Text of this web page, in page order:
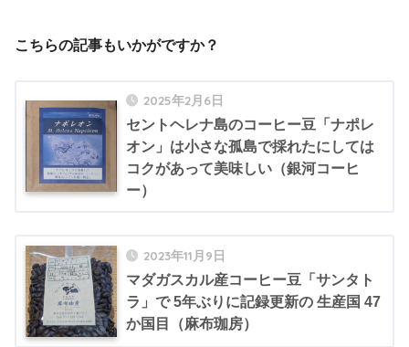
こちらの記事もいかがですか？
2025年2月6日
セントヘレナ島のコーヒー豆「ナポレ
オン」は小さな孤島で採れたにしては
コクがあって美味しい（銀河コーヒ
ー）
2023年11月9日
マダガスカル産コーヒー豆「サンタト
ラ」で 5年ぶりに記録更新の 生産国 47
か国目（麻布珈房）